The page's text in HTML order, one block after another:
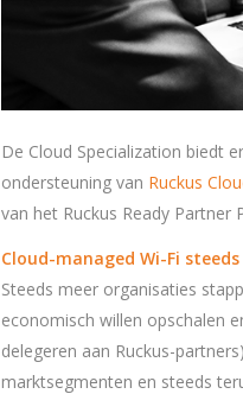
De Cloud Specialization biedt
ondersteuning van Ruckus
van het Ruckus Ready Partner
Cloud-managed Wi-Fi
Steeds meer organisaties
economisch willen opschalen
delegeren aan Ruckus-
marktsegmenten en steeds